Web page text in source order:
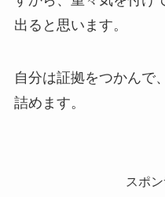
出ると思います。
自分は証拠をつかんで
詰めます。
スポ